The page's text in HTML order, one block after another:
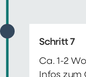
Schritt 7
Ca. 1-2